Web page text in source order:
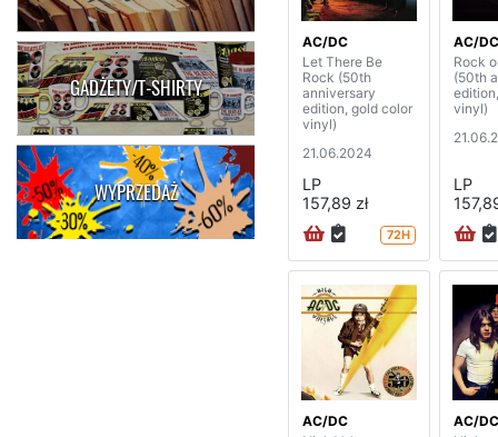
GADŻETY/T-SHIRTY
WYPRZEDAŻ
AC/DC
Let There Be
Rock (50th
anniversary
edition, gold color
vinyl)
21.06.2024
LP
157,89 zł
72H
AC/DC
Rock
(50th
vinyl)
LP
AC/DC
AC/DC